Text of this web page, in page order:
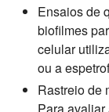
Ensaios de
biofilmes
celular
ou a
Rastreio de